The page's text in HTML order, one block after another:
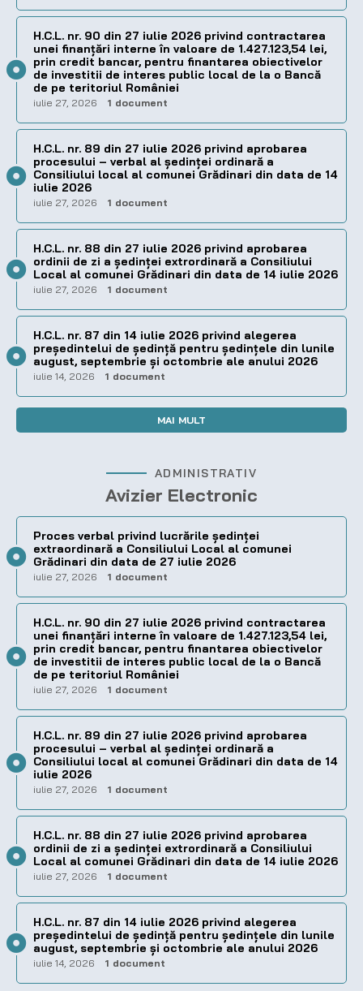
H.C.L. nr. 90 din 27 iulie 2026 privind contractarea
unei finanțări interne în valoare de 1.427.123,54 lei,
prin credit bancar, pentru finantarea obiectivelor
de investitii de interes public local de la o Bancă
de pe teritoriul României
iulie 27, 2026 1 document
H.C.L. nr. 89 din 27 iulie 2026 privind aprobarea
procesului – verbal al şedinţei ordinară a
Consiliului local al comunei Grădinari din data de 14
iulie 2026
iulie 27, 2026 1 document
H.C.L. nr. 88 din 27 iulie 2026 privind aprobarea
ordinii de zi a şedinţei extrordinară a Consiliului
Local al comunei Grădinari din data de 14 iulie 2026
iulie 27, 2026 1 document
H.C.L. nr. 87 din 14 iulie 2026 privind alegerea
preşedintelui de şedinţă pentru ședințele din lunile
august, septembrie și octombrie ale anului 2026
iulie 14, 2026 1 document
MAI MULT
ADMINISTRATIV
Avizier Electronic
Proces verbal privind lucrările ședinței
extraordinară a Consiliului Local al comunei
Grădinari din data de 27 iulie 2026
iulie 27, 2026 1 document
H.C.L. nr. 90 din 27 iulie 2026 privind contractarea
unei finanțări interne în valoare de 1.427.123,54 lei,
prin credit bancar, pentru finantarea obiectivelor
de investitii de interes public local de la o Bancă
de pe teritoriul României
iulie 27, 2026 1 document
H.C.L. nr. 89 din 27 iulie 2026 privind aprobarea
procesului – verbal al şedinţei ordinară a
Consiliului local al comunei Grădinari din data de 14
iulie 2026
iulie 27, 2026 1 document
H.C.L. nr. 88 din 27 iulie 2026 privind aprobarea
ordinii de zi a şedinţei extrordinară a Consiliului
Local al comunei Grădinari din data de 14 iulie 2026
iulie 27, 2026 1 document
H.C.L. nr. 87 din 14 iulie 2026 privind alegerea
preşedintelui de şedinţă pentru ședințele din lunile
august, septembrie și octombrie ale anului 2026
iulie 14, 2026 1 document